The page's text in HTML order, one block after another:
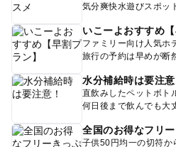
気分爽快水遊びスポッ
いこーよおすすめ【
ファミリー向け人気ホ
旅行の予約は早めが断
水分補給時は要注意
直飲みしたペットボト
何日後まで飲んでも大
全国のお得なフリ
子供50円均一の切符か